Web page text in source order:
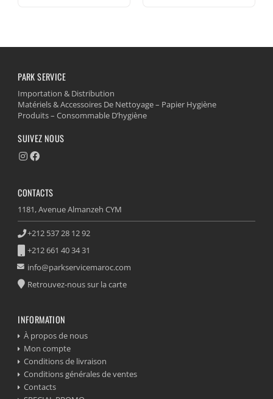
PARK SERVICE
Importation & Distribution
Matériels & Accessoires De Nettoyage – Papier Hygiène
Produits – Consommable D’hygiène
SUIVEZ NOUS
CONTACTS
1181, Avenue Almanzeh CYM
+212 537 28 12 92
+212 661 40 34 31
info@parkservicemaroc.com
Retrouvez-nous sur la carte
INFORMATION
À propos de nous
Mon compte
Conditions de livraison
Conditions générales de ventes
Contacts